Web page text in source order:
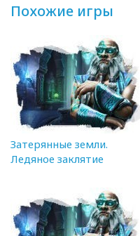
Похожие игры
Затерянные земли.
Ледяное заклятие